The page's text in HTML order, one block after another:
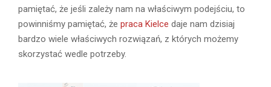
pamiętać, że jeśli zależy nam na właściwym podejściu, to
powinniśmy pamiętać, że praca Kielce daje nam dzisiaj
bardzo wiele właściwych rozwiązań, z których możemy
skorzystać wedle potrzeby.